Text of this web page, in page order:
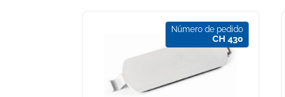
Número de pedido
CH 430